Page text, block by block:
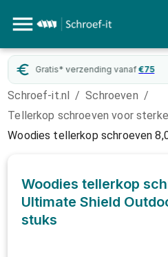
Gratis* verzending vanaf €75
Schroef-it.nl / Schroeven /
Tellerkop schroeven voor
Woodies tellerkop schroeven
Woodies tellerkop
Ultimate Shield
stuks